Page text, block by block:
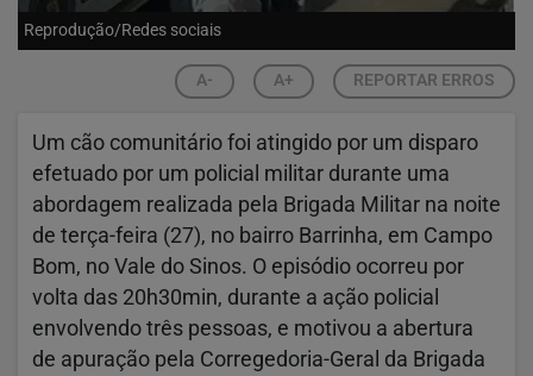
Reprodução/Redes sociais
A- A+ REPORTAR ERROS
Um cão comunitário foi atingido por um disparo
efetuado por um policial militar durante uma
abordagem realizada pela Brigada Militar na noite
de terça-feira (27), no bairro Barrinha, em Campo
Bom, no Vale do Sinos. O episódio ocorreu por
volta das 20h30min, durante a ação policial
envolvendo três pessoas, e motivou a abertura
de apuração pela Corregedoria-Geral da Brigada